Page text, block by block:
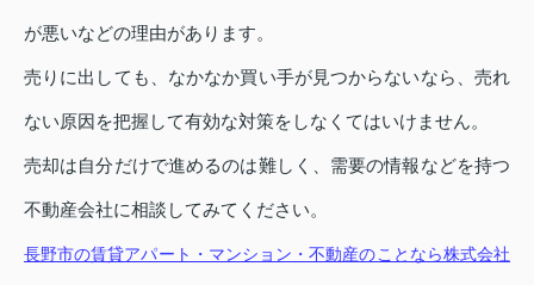
が悪いなどの理由があります。
売りに出しても、なかなか買い手が見つからないなら、売れ
ない原因を把握して有効な対策をしなくてはいけません。
売却は自分だけで進めるのは難しく、需要の情報などを持つ
不動産会社に相談してみてください。
長野市の賃貸アパート・マンション・不動産のことなら株式会社